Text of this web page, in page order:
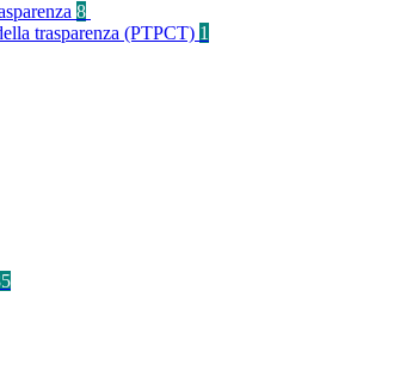
8
trasparenza (PTPCT) 1